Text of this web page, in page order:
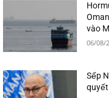
vào
06/08/
Sếp